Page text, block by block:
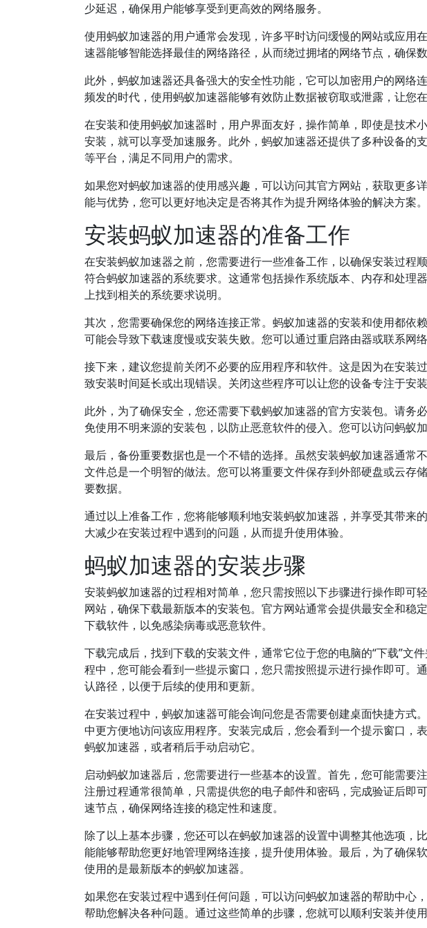
少延迟，确保用户能够享受到更高效的网络服务。
使用蚂蚁加速器的用户通常会发现，许多平时访问缓慢的网站或应用
速器能够智能选择最佳的网络路径，从而绕过拥堵的网络节点，确保数
此外，蚂蚁加速器还具备强大的安全性功能，它可以加密用户的网络
频发的时代，使用蚂蚁加速器能够有效防止数据被窃取或泄露，让您
在安装和使用蚂蚁加速器时，用户界面友好，操作简单，即使是技术
安装，就可以享受加速服务。此外，蚂蚁加速器还提供了多种设备
等平台，满足不同用户的需求。
如果您对蚂蚁加速器的使用感兴趣，可以访问其官方网站，获取更多
能与优势，您可以更好地决定是否将其作为提升网络体验的解决方案。
安装蚂蚁加速器的准备工作
在安装蚂蚁加速器之前，您需要进行一些准备工作，以确保安装过程
符合蚂蚁加速器的系统要求。这通常包括操作系统版本、内存和处理
上找到相关的系统要求说明。
其次，您需要确保您的网络连接正常。蚂蚁加速器的安装和使用都依
可能会导致下载速度慢或安装失败。您可以通过重启路由器或联系网
接下来，建议您提前关闭不必要的应用程序和软件。这是因为在安装
致安装时间延长或出现错误。关闭这些程序可以让您的设备专注于安
此外，为了确保安全，您还需要下载蚂蚁加速器的官方安装包。请务
免使用不明来源的安装包，以防止恶意软件的侵入。您可以访问蚂蚁
最后，备份重要数据也是一个不错的选择。虽然安装蚂蚁加速器通常
文件总是一个明智的做法。您可以将重要文件保存到外部硬盘或云存
要数据。
通过以上准备工作，您将能够顺利地安装蚂蚁加速器，并享受其带来
大减少在安装过程中遇到的问题，从而提升使用体验。
蚂蚁加速器的安装步骤
安装蚂蚁加速器的过程相对简单，您只需按照以下步骤进行操作即可
网站，确保下载最新版本的安装包。官方网站通常会提供最安全和稳
下载软件，以免感染病毒或恶意软件。
下载完成后，找到下载的安装文件，通常它位于您的电脑的“下载”文
程中，您可能会看到一些提示窗口，您只需按照提示进行操作即可。
认路径，以便于后续的使用和更新。
在安装过程中，蚂蚁加速器可能会询问您是否需要创建桌面快捷方式
中更方便地访问该应用程序。安装完成后，您会看到一个提示窗口，
蚂蚁加速器，或者稍后手动启动它。
启动蚂蚁加速器后，您需要进行一些基本的设置。首先，您可能需要
注册过程通常很简单，只需提供您的电子邮件和密码，完成验证后即
速节点，确保网络连接的稳定性和速度。
除了以上基本步骤，您还可以在蚂蚁加速器的设置中调整其他选项，
能能够帮助您更好地管理网络连接，提升使用体验。最后，为了确保
使用的是最新版本的蚂蚁加速器。
如果您在安装过程中遇到任何问题，可以访问蚂蚁加速器的帮助中心
帮助您解决各种问题。通过这些简单的步骤，您就可以顺利安装并使